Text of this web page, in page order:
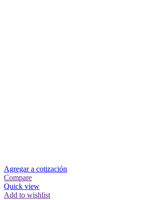
Agregar a cotización
Compare
Quick view
Add to wishlist